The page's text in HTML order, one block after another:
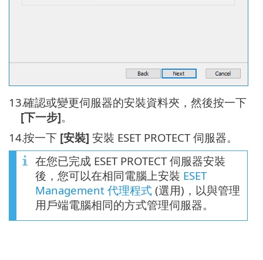
13.確認或變更伺服器的安裝資料夾，然後按一下
[下一步]。
14.按一下 [安裝] 安裝 ESET PROTECT 伺服器。
在您已完成 ESET PROTECT 伺服器安裝
後，您可以在相同電腦上安裝 ESET
Management 代理程式 (選用)，以與管理
用戶端電腦相同的方式管理伺服器。